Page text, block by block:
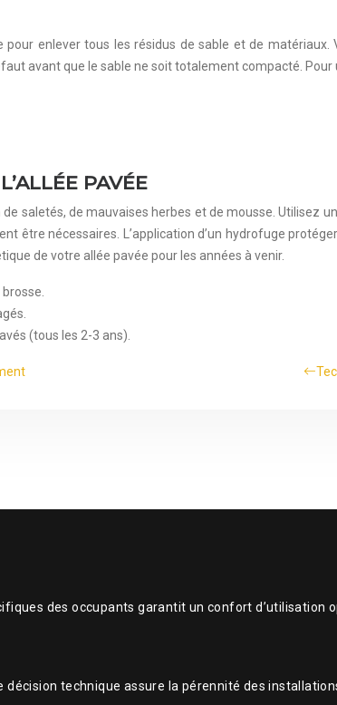
enlever tous les résidus de sable et de
avant que le sable ne soit totalement compacté.
PAVÉE
saletés, de mauvaises herbes et de mousse. Utilisez
être nécessaires. L’application d’un hydrofuge
de votre allée pavée pour les années à venir.
(tous les 2-3 ans).
des occupants garantit un confort d’utilisation
technique assure la pérennité des